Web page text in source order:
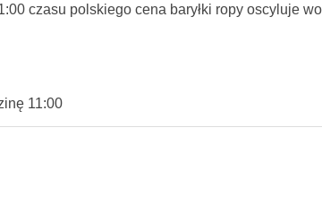
czasu polskiego cena baryłki ropy oscyluje
11:00